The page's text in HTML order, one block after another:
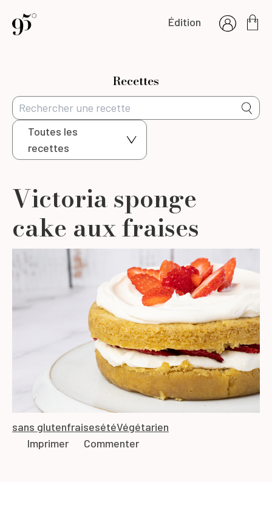
Édition
Recettes
Toutes les
recettes
Victoria sponge
cake aux fraises
sans glutenfraisesétéVégétarien
Imprimer
Commenter